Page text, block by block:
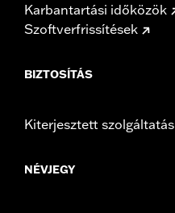
Karbantartási időközök
Szoftverfrissítések
BIZTOSÍTÁS
Kiterjesztett szolgáltatás
NÉVJEGY